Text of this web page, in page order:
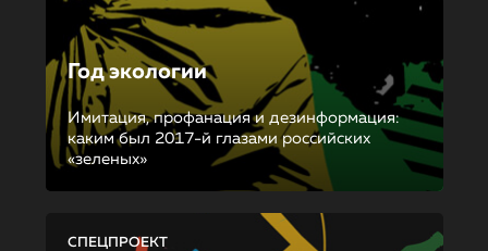
Год экологии
Имитация, профанация и дезинформация:
каким был 2017-й глазами российских
«зеленых»
СПЕЦПРОЕКТ